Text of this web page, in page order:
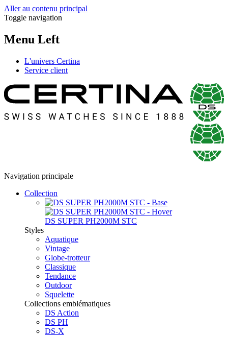
Aller au contenu principal
Toggle navigation
Menu Left
L'univers Certina
Service client
Navigation principale
Collection
DS SUPER PH2000M STC
Styles
Aquatique
Vintage
Globe-trotteur
Classique
Tendance
Outdoor
Squelette
Collections emblématiques
DS Action
DS PH
DS-X